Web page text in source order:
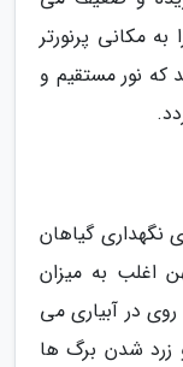
مکانی پرنورتر
که نور مستقیم و
نگهداری گیاهان
اغلب به میزان
روی در آبیاری می
زرد شدن برگ ها